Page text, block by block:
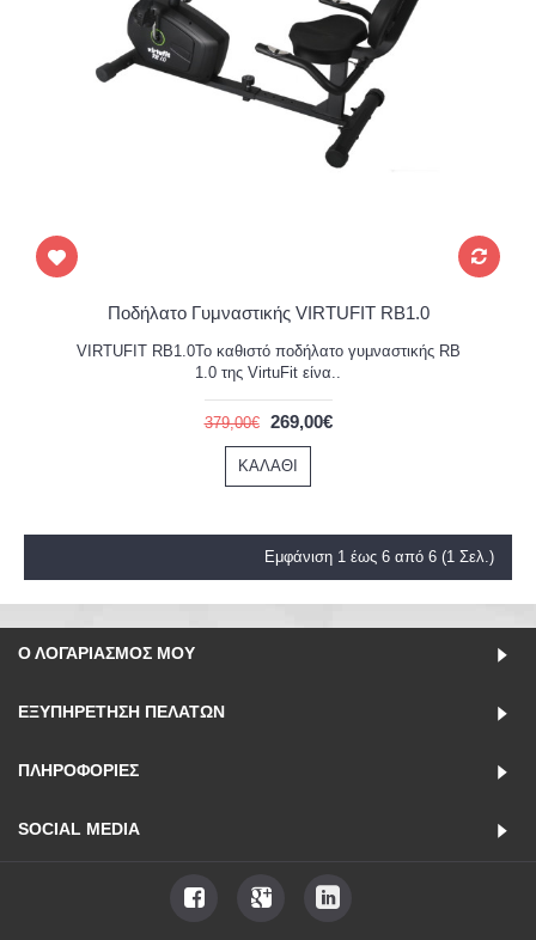
Ποδήλατο Γυμναστικής VIRTUFIT RB1.0
VIRTUFIT RB1.0Το καθιστό ποδήλατο γυμναστικής RB
1.0 της VirtuFit είνα..
379,00€ 269,00€
ΚΑΛΆΘΙ
Εμφάνιση 1 έως 6 από 6 (1 Σελ.)
Ο ΛΟΓΑΡΙΑΣΜΌΣ ΜΟΥ
ΕΞΥΠΗΡΈΤΗΣΗ ΠΕΛΑΤΏΝ
ΠΛΗΡΟΦΟΡΊΕΣ
SOCIAL MEDIA